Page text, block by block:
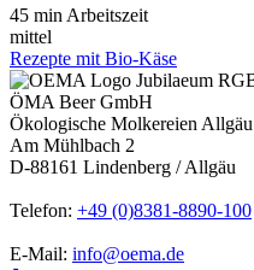
45 min Arbeitszeit
mittel
Rezepte mit Bio-Käse
ÖMA Beer GmbH
Ökologische Molkereien Allgäu
Am Mühlbach 2
D-88161 Lindenberg / Allgäu
Telefon: +49 (0)8381-8890-100
E-Mail: info@oema.de